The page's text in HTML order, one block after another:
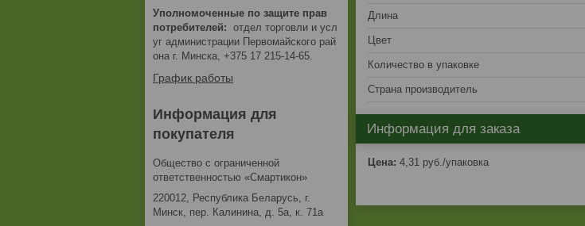
Длина
Цвет
Количество в упаковке
Страна производитель
Информация для заказа
Цена: 4,31 руб./упаковка
Уполномоченные по защите прав
потребителей
отдел торговли и усл
уг администрации Первомайского рай
она г. Минска, +375 17 215-14-65.
График работы
Информация для
покупателя
Общество с ограниченной
ответственностью «Смартикон»
220012, Республика Беларусь, г.
Минск, пер. Калинина, д. 5а, к. 71а